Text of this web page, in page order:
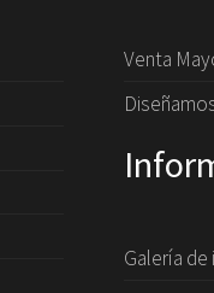
Venta
Galería